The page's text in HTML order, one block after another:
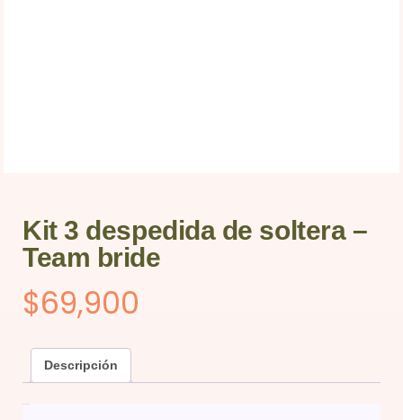
Kit 3 despedida de soltera –
Team bride
$69,900
Descripción